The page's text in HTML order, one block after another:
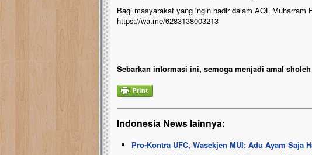
Bagi masyarakat yang ingin hadir dalam AQL Muharram
https://wa.me/6283138003213
Sebarkan informasi ini, semoga menjadi amal
Indonesia News lainnya:
Pro-Kontra UFC, Wasekjen MUI: Adu Ayam Saja